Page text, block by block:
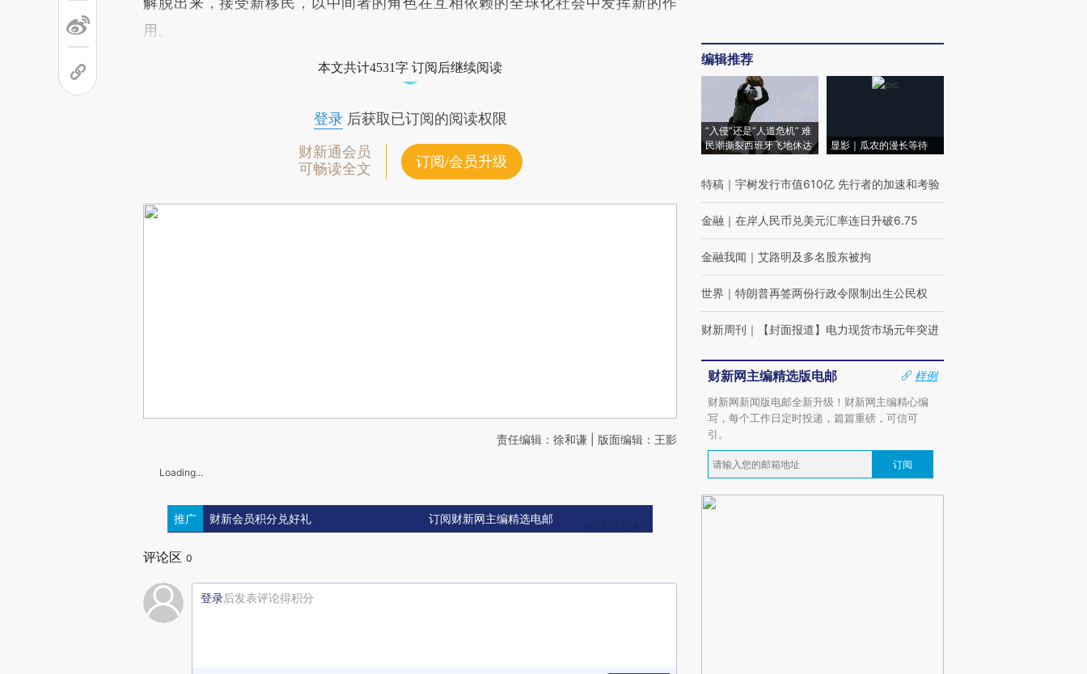
用。
本文共计4531字 订阅后继续阅读
登录后获取已订阅的阅读权限
财新通会员
可畅读全文
订阅/会员升级
责任编辑：徐和谦 | 版面编辑：王影
Loading...
推广 财新会员积分兑好礼 订阅财新网主编精选电邮
评论区 0
登录后发表评论得积分
编辑推荐
“入侵”还是“人道危机” 难
民潮撕裂西班牙飞地休达
显影｜瓜农的漫长等待
特稿 ｜ 宇树发行市值610亿 先行者的加速和考验
金融 ｜ 在岸人民币兑美元汇率连日升破6.75
金融我闻 ｜ 艾路明及多名股东被拘
世界 ｜ 特朗普再签两份行政令限制出生公民权
财新周刊 ｜ 【封面报道】电力现货市场元年突进
财新网主编精选版电邮
样例
财新网新闻版电邮全新升级！财新网主编精心编
写，每个工作日定时投递，篇篇重磅，可信可
引。
订阅